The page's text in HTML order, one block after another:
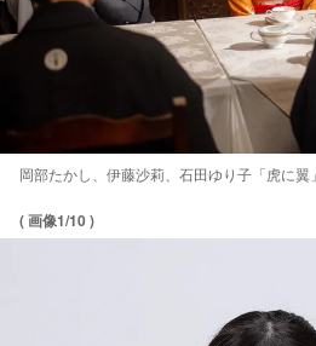
岡部たかし、伊藤沙莉、石田ゆり子「虎に
( 画像1/10 )